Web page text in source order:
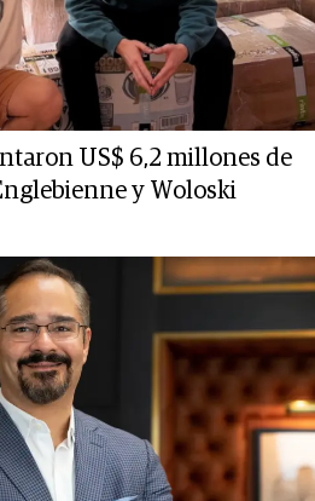
US$ 6,2 millones de
y Woloski